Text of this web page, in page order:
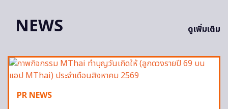
NEWS
ดูเพิ่มเติม
PR NEWS